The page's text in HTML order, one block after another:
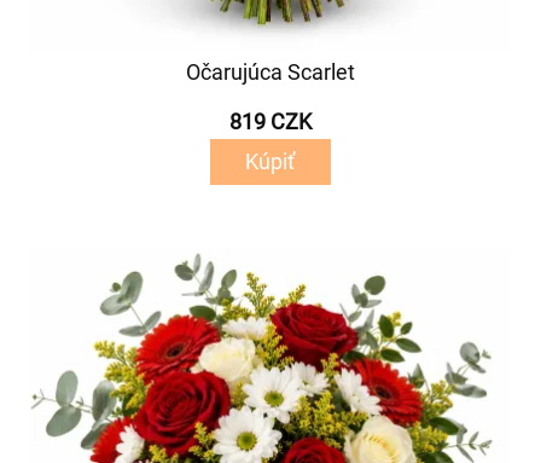
Očarujúca Scarlet
819 CZK
Kúpiť